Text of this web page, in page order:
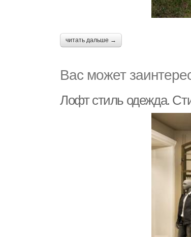
читать дальше →
Вас может
Лофт стиль одежда.